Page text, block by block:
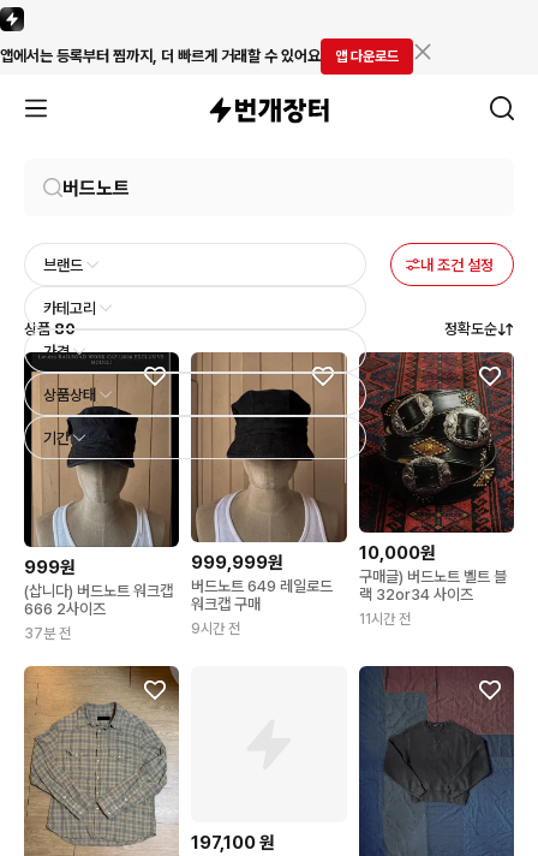
앱에서는 등록부터 찜까지, 더 빠르게 거래할 수 있어요 앱 다운로드
브랜드
카테고리
가격
상품상태
기간
내 조건 설정
상품 80 정확도순
999원
(삽니다) 버드노트 워크캡
666 2사이즈
37분 전
999,999원
버드노트 649 레일로드
워크캡 구매
9시간 전
10,000원
구매글) 버드노트 벨트 블
랙 32or34 사이즈
11시간 전
197,100원